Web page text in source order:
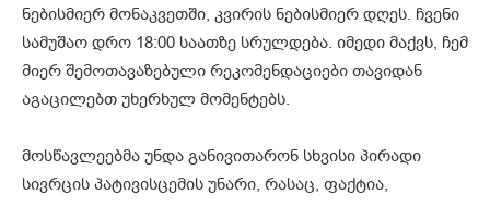
ნებისმიერ მონაკვეთში, კვირის ნებისმიერ დღეს. ჩვენი
სამუშაო დრო 18:00 საათზე სრულდება. იმედი მაქვს, ჩემ
მიერ შემოთავაზებული რეკომენდაციები თავიდან
აგაცილებთ უხერხულ მომენტებს.
მოსწავლეებმა უნდა განივითარონ სხვისი პირადი
სივრცის პატივისცემის უნარი, რასაც, ფაქტია,